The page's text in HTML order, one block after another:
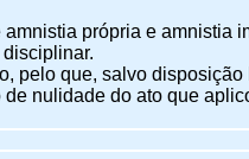
própria e amnistia
pelo que, salvo
nulidade do ato que